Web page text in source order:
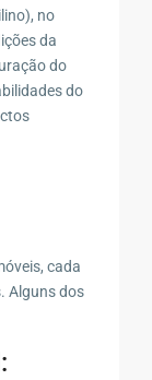
no
da
do
do
cada
Alguns dos